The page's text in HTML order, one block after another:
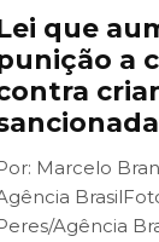
que
a
Marcelo
Agência